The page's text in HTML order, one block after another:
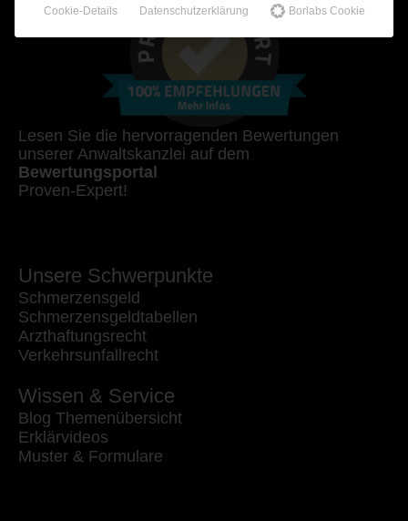
Lesen Sie die hervorragenden Bewertungen
unserer Anwaltskanzlei auf dem
Bewertungsportal
Proven-Expert!
Unsere Schwerpunkte
Schmerzensgeld
Schmerzensgeldtabellen
Arzthaftungsrecht
Verkehrsunfallrecht
Wissen & Service
Blog Themenübersicht
Erklärvideos
Muster & Formulare
Cookie-Details Datenschutzerklärung Borlabs Cookie